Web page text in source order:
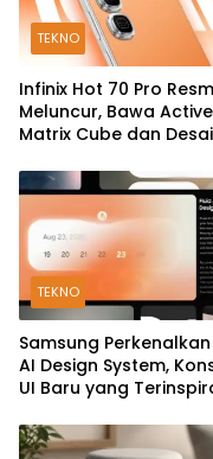
TEKNO
Infinix Hot 70 Pro
Meluncur, Bawa Active
Matrix Cube dan
TEKNO
Samsung Perkenalkan
AI Design System,
UI Baru yang